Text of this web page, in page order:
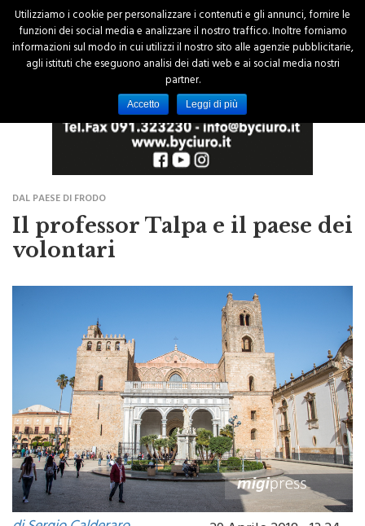
DAL PAESE DI FRODO
Il professor Talpa e il paese dei
volontari
di Sergio Calderaro
29 Aprile 2018 - 13:24
Utilizziamo i cookie per personalizzare i contenuti e gli annunci, fornire le
funzioni dei social media e analizzare il nostro traffico. Inoltre forniamo
informazioni sul modo in cui utilizzi il nostro sito alle agenzie pubblicitarie,
agli istituti che eseguono analisi dei dati web e ai social media nostri
partner.
Accetto Leggi di più